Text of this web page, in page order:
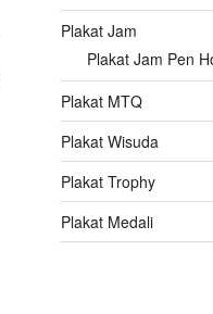
Plakat Jam
Plakat Jam Pen
Plakat MTQ
Plakat Wisuda
Plakat Trophy
Plakat Medali